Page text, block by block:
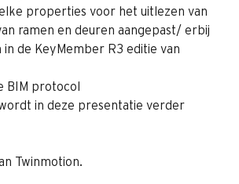
properties voor het uitlezen van
ramen en deuren aangepast/ erbij
in de KeyMember R3 editie van
BIM protocol
in deze presentatie verder
Twinmotion.